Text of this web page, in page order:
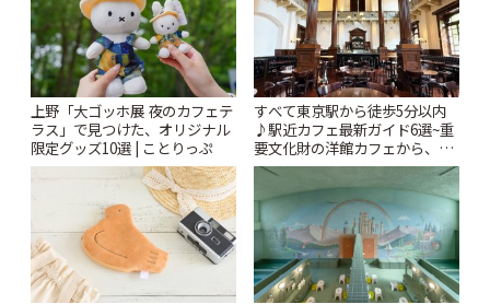
上野「大ゴッホ展 夜のカフェテ
ラス」で見つけた、オリジナル
限定グッズ10選 | ことりっぷ
すべて東京駅から徒歩5分以内
♪駅近カフェ最新ガイド6選~重
要文化財の洋館カフェから、改
札すぐのレトロ喫茶まで~ | こと